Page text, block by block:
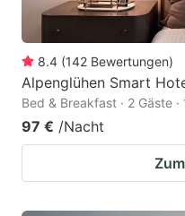
8.4 (142 Bewertungen)
Alpenglühen Smart
Bed & Breakfast · 2 Gäste
97 € /Nacht